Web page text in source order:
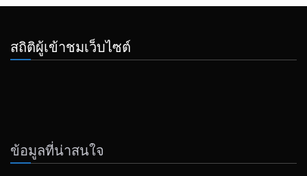
สถิติผู้เข้าชมเว็บไซต์
ข้อมูลที่น่าสนใจ